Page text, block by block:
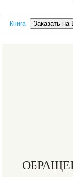
Книга